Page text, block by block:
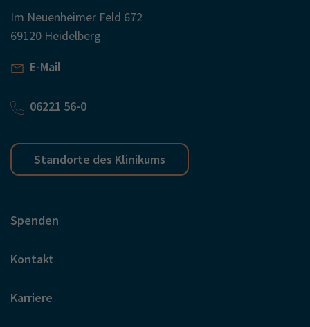
Im Neuenheimer Feld 672
69120 Heidelberg
E-Mail
06221 56-0
Standorte des Klinikums
Spenden
Kontakt
Karriere